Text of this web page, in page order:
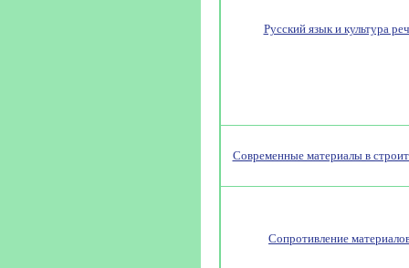
Русский язык и культура
Современные материалы в
Сопротивление